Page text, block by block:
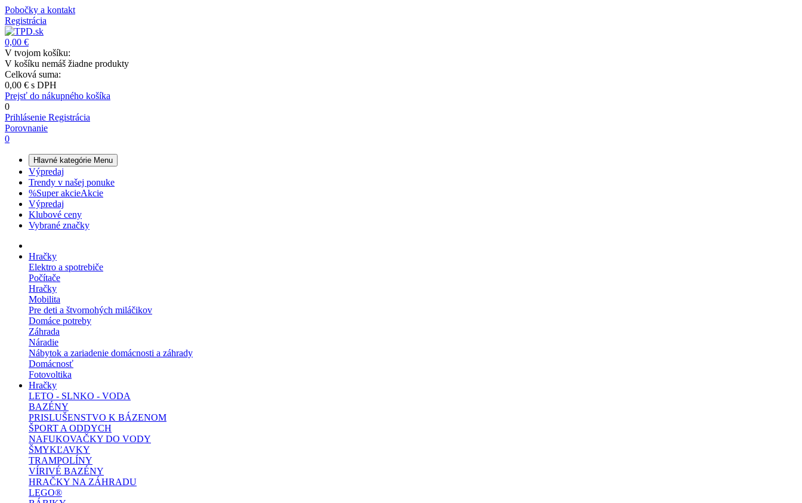
Pobočky a kontakt
Registrácia
0,00 €
V tvojom košíku:
V košíku nemáš žiadne produkty
Celková suma:
0,00 € s DPH
Prejsť do nákupného košíka
0
Prihlásenie Registrácia
Porovnanie
0
Hlavné kategórie Menu
Výpredaj
Trendy v našej ponuke
%Super akcieAkcie
Výpredaj
Klubové ceny
Vybrané značky
Hračky
Elektro a spotrebiče
Počítače
Hračky
Mobilita
Pre deti a štvornohých miláčikov
Domáce potreby
Záhrada
Náradie
Nábytok a zariadenie domácnosti a záhrady
Domácnosť
Fotovoltika
Hračky
LETO - SLNKO - VODA
BAZÉNY
PRISLUŠENSTVO K BÁZENOM
ŠPORT A ODDYCH
NAFUKOVAČKY DO VODY
ŠMYKĽAVKY
TRAMPOLÍNY
VÍRIVÉ BAZÉNY
HRAČKY NA ZÁHRADU
LEGO®